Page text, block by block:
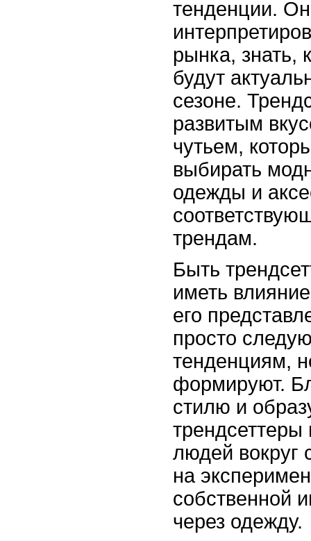
тенденции.
рынка, знать,
будут
сезоне.
развитым
чутьем,
выбирать
одежды и
трендам.
Быть
иметь
его
просто
тенденциям,
формируют.
стилю и
трендсеттеры
людей вокруг
на
собственной
через одежду.